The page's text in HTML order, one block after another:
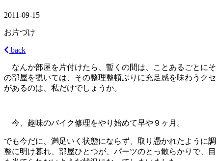
2011-09-15
お片づけ
back
なんか部屋を片付けたら、暫くの間は、ことあるごとにそ
の部屋を覗いては、その整理整頓ぶりに充足感を味わうクセ
があるのは、私だけでしょうか。
今、趣味のバイク修理をやり始めて早や９ヶ月。
でも今だに、満足いく状態にならず、取り憑かれたように調
整に明け暮れ、部屋ひとつが、パーツのとっ散らかりで、目